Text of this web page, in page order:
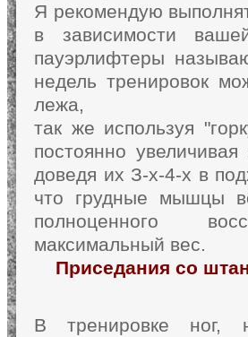
Я рекомендую
в зависимости
пауэрлифтеры
недель тренировок
лежа,
так же используя
постоянно
доведя их З-х-4-х в
что грудные мышцы
полноценного
максимальный вес.
Приседания со
В тренировке ног,